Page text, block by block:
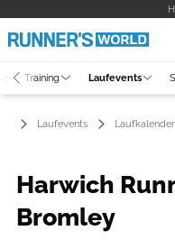
Training Laufevents
Laufevents Laufkalender
Harwich
Bromley